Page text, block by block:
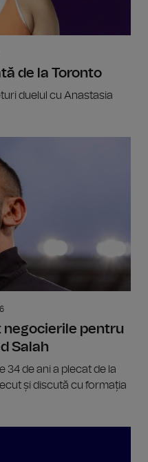
de la Toronto
duelul cu Anastasia
negocierile pentru
Salah
34 de ani a plecat de la
și discută cu formația